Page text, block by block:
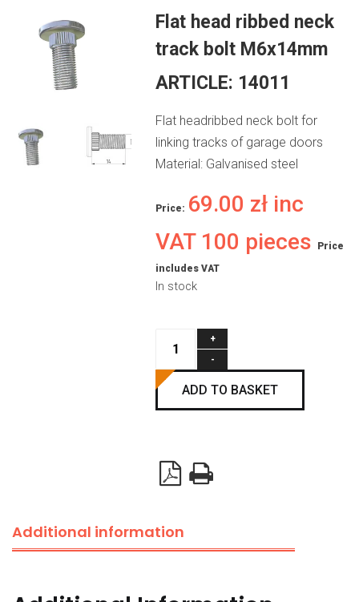
Flat head ribbed neck
track bolt M6x14mm
ARTICLE: 14011
Flat headribbed neck bolt for
linking tracks of garage doors
Material: Galvanised steel
Price: 69.00 zł inc
VAT 100 pieces
Price
includes VAT
In stock
ribbed
M6x14mm
quantity
ADD TO BASKET
Additional information